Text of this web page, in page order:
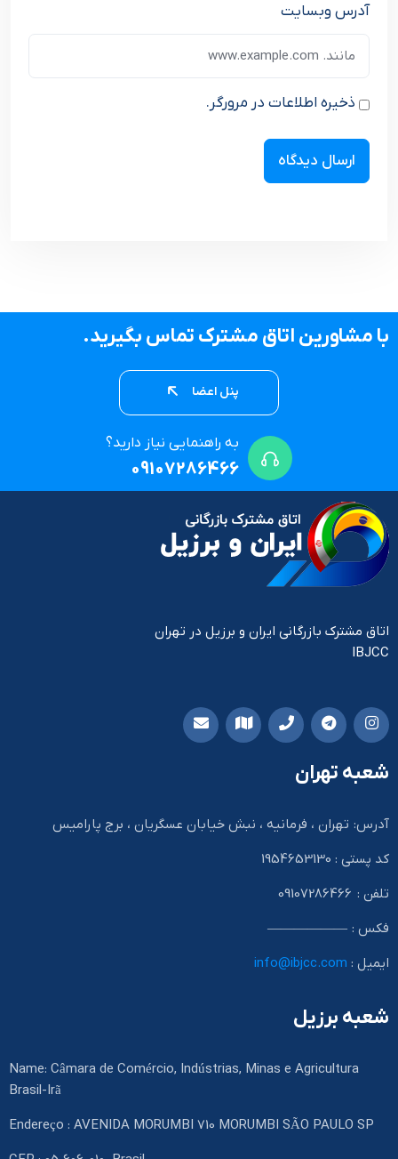
آدرس وبسایت
ذخیره اطلاعات در مرورگر.
با مشاورین اتاق مشترک تماس بگیرید.
پنل اعضا
به راهنمایی نیاز دارید؟
09107286466
اتاق مشترک بازرگانی ایران و برزیل در تهران
IBJCC
شعبه تهران
آدرس: تهران ، فرمانیه ، نبش خیابان عسگریان ، برج پارامیس
کد پستی : 1954653130
تلفن : 09107286466
فکس : ——————
ایمیل : info@ibjcc.com
شعبه برزیل
Name: Câmara de Comércio, Indústrias, Minas e Agricultura
Brasil-Irã
Endereço : AVENIDA MORUMBI 710 MORUMBI SÃO PAULO SP